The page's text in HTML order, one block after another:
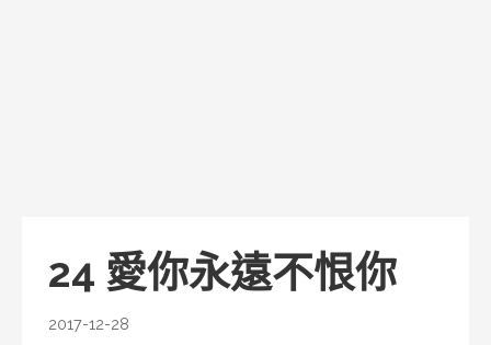
24 愛你永遠不恨你
2017-12-28